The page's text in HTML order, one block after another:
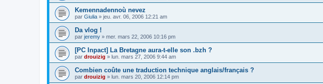
Kemennadennoù nevez
par Giulia » jeu. avr. 06, 2006 12:21 am
Da vlog !
par jeremy » mer. mars 22, 2006 10:16 pm
[PC Inpact] La Bretagne aura-t-elle son .bzh ?
par drouizig » lun. mars 27, 2006 9:44 am
Combien coûte une traduction technique anglais/français ?
par drouizig » lun. mars 20, 2006 12:14 pm